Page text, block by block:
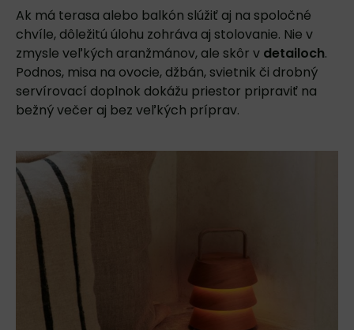
Ak má terasa alebo balkón slúžiť aj na spoločné
chvíle, dôležitú úlohu zohráva aj stolovanie. Nie v
zmysle veľkých aranžmánov, ale skôr v detailoch.
Podnos, misa na ovocie, džbán, svietnik či drobný
servírovací doplnok dokážu priestor pripraviť na
bežný večer aj bez veľkých príprav.